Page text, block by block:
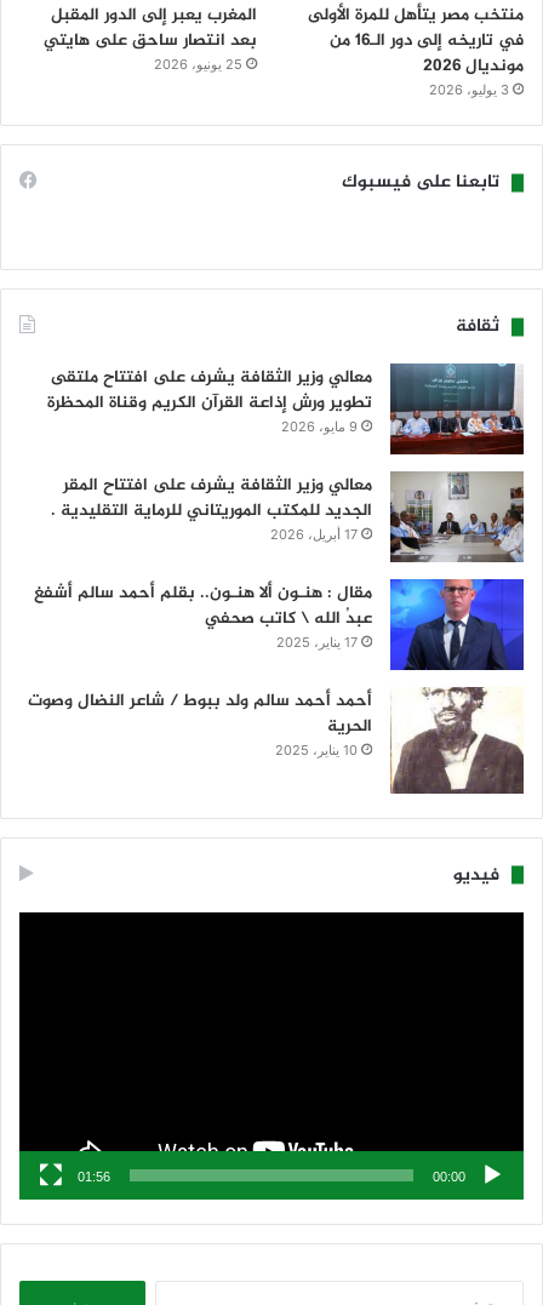
منتخب مصر يتأهل للمرة الأولى
في تاريخه إلى دور الـ16 من
مونديال 2026
3 يوليو، 2026
المغرب يعبر إلى الدور المقبل
بعد انتصار ساحق على هايتي
25 يونيو، 2026
تابعنا على فيسبوك
ثقافة
معالي وزير الثقافة يشرف على افتتاح ملتقى
تطوير ورش إذاعة القرآن الكريم وقناة المحظرة
9 مايو، 2026
معالي وزير الثقافة يشرف على افتتاح المقر
الجديد للمكتب الموريتاني للرماية التقليدية .
17 أبريل، 2026
مقال : هنـون ألا هنـون.. بقلم أحمد سالم أشفغ
عبدُ الله \ كاتب صحفي
17 يناير، 2025
أحمد أحمد سالم ولد ببوط / شاعر النضال وصوت
الحرية
10 يناير، 2025
فيديو
00:00
01:56